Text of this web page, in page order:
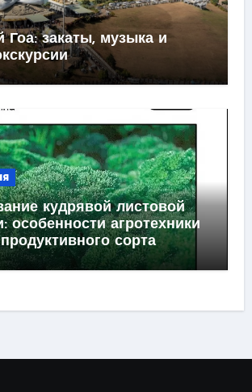
Гоа: закаты, музыка и
кудрявой листовой
особенности агротехники
сорта